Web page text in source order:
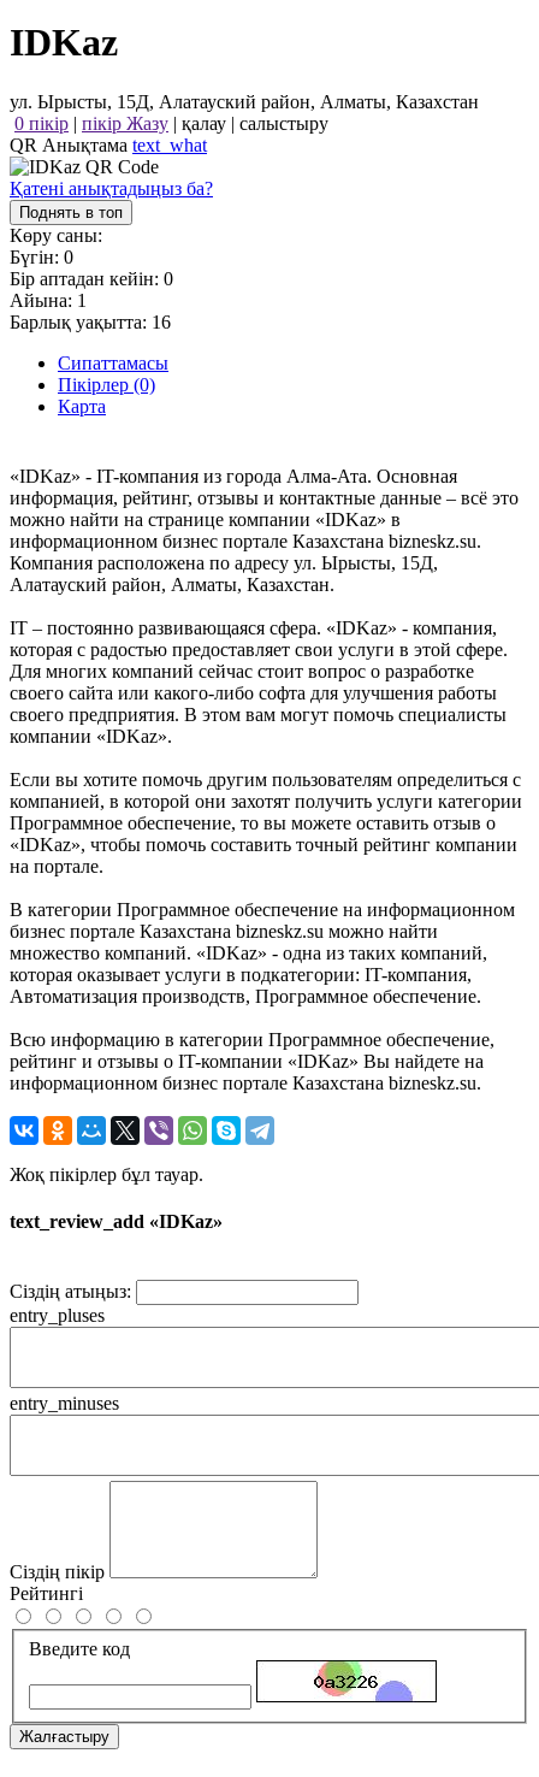
IDKaz
ул. Ырысты, 15Д, Алатауский район, Алматы, Казахстан
0 пікір | пікір Жазу | қалау | салыстыру
QR Анықтама text_what
Қатені анықтадыңыз ба?
Поднять в топ
Көру саны:
Бүгін: 0
Бір аптадан кейін: 0
Айына: 1
Барлық уақытта: 16
Сипаттамасы
Пікірлер (0)
Карта
«IDKaz» - IT-компания из города Алма-Ата. Основная
информация, рейтинг, отзывы и контактные данные – всё это
можно найти на странице компании «IDKaz» в
информационном бизнес портале Казахстана bizneskz.su.
Компания расположена по адресу ул. Ырысты, 15Д,
Алатауский район, Алматы, Казахстан.
IT – постоянно развивающаяся сфера. «IDKaz» - компания,
которая с радостью предоставляет свои услуги в этой сфере.
Для многих компаний сейчас стоит вопрос о разработке
своего сайта или какого-либо софта для улучшения работы
своего предприятия. В этом вам могут помочь специалисты
компании «IDKaz».
Если вы хотите помочь другим пользователям определиться с
компанией, в которой они захотят получить услуги категории
Программное обеспечение, то вы можете оставить отзыв о
«IDKaz», чтобы помочь составить точный рейтинг компании
на портале.
В категории Программное обеспечение на информационном
бизнес портале Казахстана bizneskz.su можно найти
множество компаний. «IDKaz» - одна из таких компаний,
которая оказывает услуги в подкатегории: IT-компания,
Автоматизация производств, Программное обеспечение.
Всю информацию в категории Программное обеспечение,
рейтинг и отзывы о IT-компании «IDKaz» Вы найдете на
информационном бизнес портале Казахстана bizneskz.su.
Жоқ пікірлер бұл тауар.
text_review_add «IDKaz»
Сіздің атыңыз:
entry_pluses
entry_minuses
Сіздің пікір
Рейтингі
Введите код
Жалғастыру